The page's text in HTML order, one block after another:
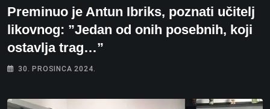
Preminuo je Antun Ibriks, poznati učitelj
likovnog: ”Jedan od onih posebnih, koji
ostavlja trag…”
30. PROSINCA 2024.